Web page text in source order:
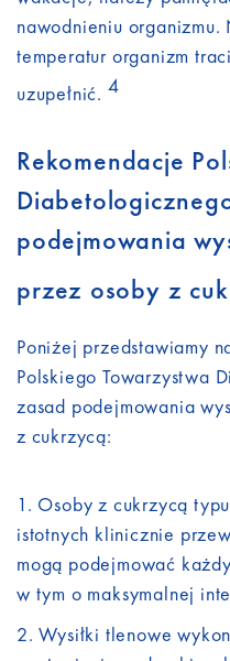
nawodnieniu organizmu.
temperatur organizm
uzupełnić. 4
Rekomendacje
podejmowania
przez osoby z
Poniżej przedstawiamy
Polskiego Towarzystwa
zasad podejmowania
z cukrzycą:
Osoby z cukrzycą
istotnych klinicznie
mogą podejmować
w tym o maksymalnej
Wysiłki tlenowe